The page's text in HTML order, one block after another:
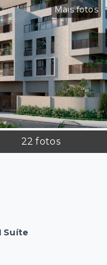
Mais fotos
22 fotos
Suíte